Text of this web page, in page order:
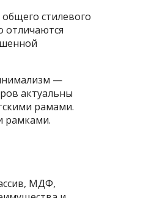
стилевого
—
актуальны
рамами.
рамками.
МДФ,